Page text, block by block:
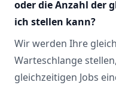
oder die Anzahl der
ich stellen kann?
Wir werden Ihre
Warteschlange
gleichzeitigen Jobs